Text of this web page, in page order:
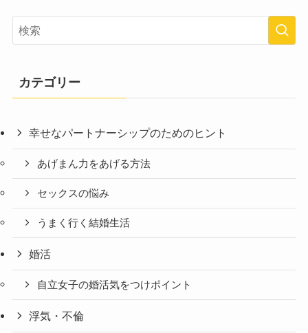
カテゴリー
幸せなパートナーシップのためのヒント
あげまん力をあげる方法
セックスの悩み
うまく行く結婚生活
婚活
自立女子の婚活気をつけポイント
浮気・不倫